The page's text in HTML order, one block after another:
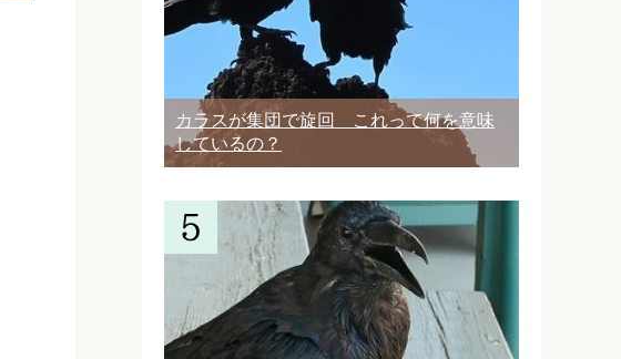
カラスが集団で旋回 これって何を意味
しているの？